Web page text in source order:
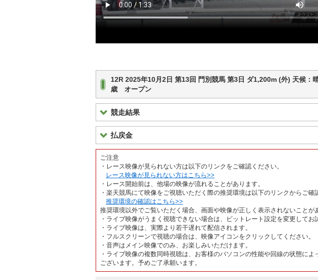
12R 2025年10月2日 第13回 門別競馬 第3日 ダ1,200m (外) 天候
歳 オープン
競走結果
払戻金
ご注意
・レース映像が見られない方は以下のリンクをご確認ください。
レース映像が見られない方はこちら>>
・レース開始前は、他場の映像が流れることがあります。
・楽天競馬にて映像をご視聴いただく際の推奨環境は以下のリンクからご確
推奨環境の確認はこちら>>
推奨環境以外でご覧いただく場合、画面や映像が正しく表示されないことが
・ライブ映像がうまく視聴できない場合は、ビットレート設定を変更してお
・ライブ映像は、実際より若干遅れて配信されます。
・フルスクリーンで視聴の場合は、映像アイコンをクリックしてください。
・音声はメイン映像でのみ、お楽しみいただけます。
・ライブ映像の複数同時視聴は、お客様のパソコンの性能や回線の状態に
ございます。予めご了承願います。